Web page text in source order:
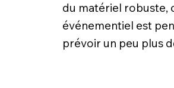
du matériel robuste,
événementiel est
prévoir un peu plus